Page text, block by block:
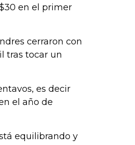
en el primer
cerraron con
tras tocar un
es decir
el año de
equilibrando y